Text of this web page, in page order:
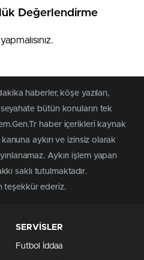
Değerlendirme
yapmalısınız.
haberler, köşe yazıları,
bütün konuların tek
haber içerikleri kaynak
aykırı ve izinsiz olarak
Aykırı işlem yapan
saklı tutulmaktadır.
teşekkür ederiz.
SERVİSLER
Futbol İddaa